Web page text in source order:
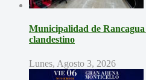
Municipalidad de
clandestino
Lunes, Agosto 3, 2026